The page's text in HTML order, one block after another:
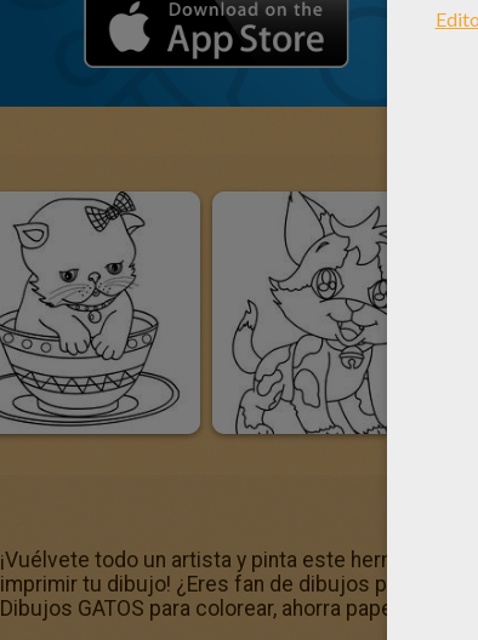
¡Vuélvete todo un artista y pinta este hermoso
imprimir tu dibujo! ¿Eres fan de dibujos para
Dibujos GATOS para colorear, ahorra papel y